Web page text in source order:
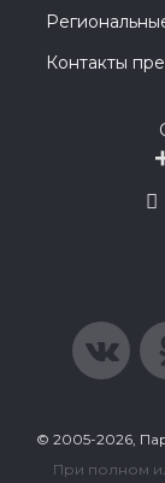
Контакты
© 2005-2026,
При полном